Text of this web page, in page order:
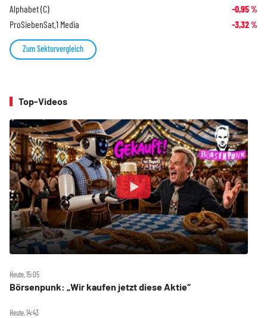
Alphabet (C) -0,95%
ProSiebenSat.1 Media -3,32%
Zum Sektorvergleich
Top-Videos
Heute, 15:05
Börsenpunk: „Wir kaufen jetzt diese Aktie“
Heute, 14:43